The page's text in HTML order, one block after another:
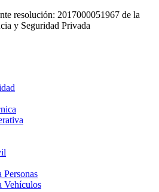
resolución: 2017000051967 de la
y Seguridad Privada
Personas
Vehículos